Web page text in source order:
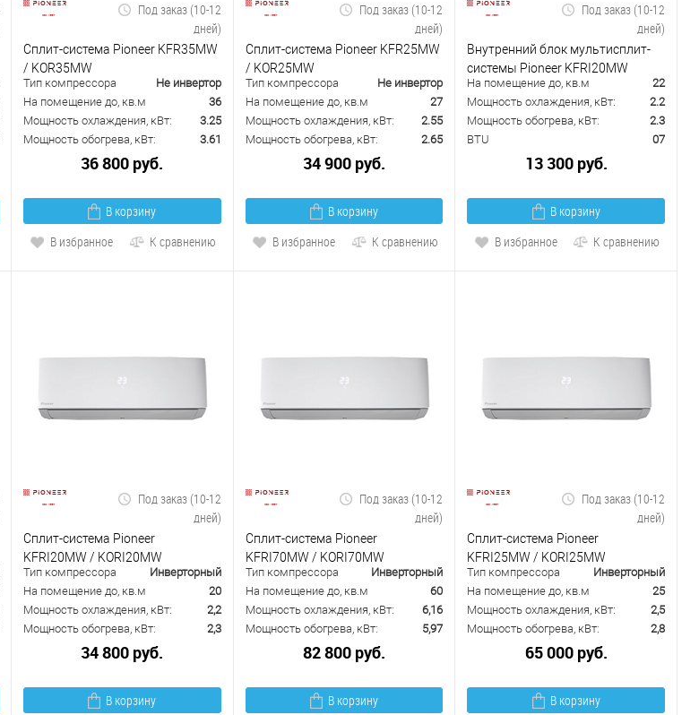
Под заказ (10-12
дней)
Сплит-система Pioneer KFR35MW
/ KOR35MW
Тип компрессора
Не инвертор
На помещение до, кв.м
36
Мощность охлаждения, кВт:
3.25
Мощность обогрева, кВт:
3.61
36 800 руб.
В корзину
В избранное
К сравнению
Под заказ (10-12
дней)
Сплит-система Pioneer KFR25MW
/ KOR25MW
Тип компрессора
Не инвертор
На помещение до, кв.м
27
Мощность охлаждения, кВт:
2.55
Мощность обогрева, кВт:
2.65
34 900 руб.
В корзину
В избранное
К сравнению
Под заказ (10-12
дней)
Внутренний блок мультисплит-
системы Pioneer KFRI20MW
На помещение до, кв.м
22
Мощность охлаждения, кВт:
2.2
Мощность обогрева, кВт:
2.3
BTU
07
13 300 руб.
В корзину
В избранное
К сравнению
Под заказ (10-12
дней)
Сплит-система Pioneer
KFRI20MW / KORI20MW
Тип компрессора
Инверторный
На помещение до, кв.м
20
Мощность охлаждения, кВт:
2,2
Мощность обогрева, кВт:
2,3
34 800 руб.
В корзину
Под заказ (10-12
дней)
Сплит-система Pioneer
KFRI70MW / KORI70MW
Тип компрессора
Инверторный
На помещение до, кв.м
60
Мощность охлаждения, кВт:
6,16
Мощность обогрева, кВт:
5,97
82 800 руб.
В корзину
Под заказ (10-12
дней)
Сплит-система Pioneer
KFRI25MW / KORI25MW
Тип компрессора
Инверторный
На помещение до, кв.м
25
Мощность охлаждения, кВт:
2,5
Мощность обогрева, кВт:
2,8
65 000 руб.
В корзину